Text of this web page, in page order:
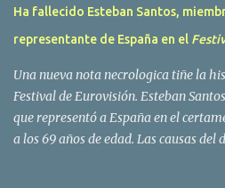
Ha fallecido Esteban Santos,
representante de España en el
Una nueva nota necrologica tiñe la
Festival de Eurovisión. Esteban
que representó a España en el
a los 69 años de edad. Las causas del